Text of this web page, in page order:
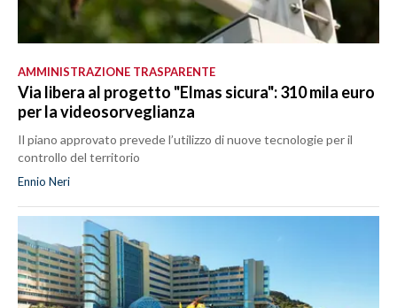
AMMINISTRAZIONE TRASPARENTE
Via libera al progetto "Elmas sicura": 310 mila euro
per la videosorveglianza
Il piano approvato prevede l’utilizzo di nuove tecnologie per il
controllo del territorio
Ennio Neri